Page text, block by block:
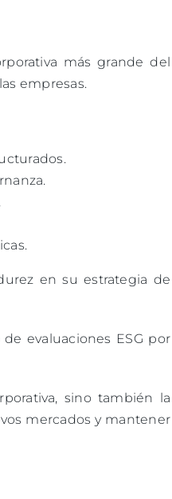
más grande del
empresas.
en su estrategia de
evaluaciones ESG por
sino también la
mercados y mantener